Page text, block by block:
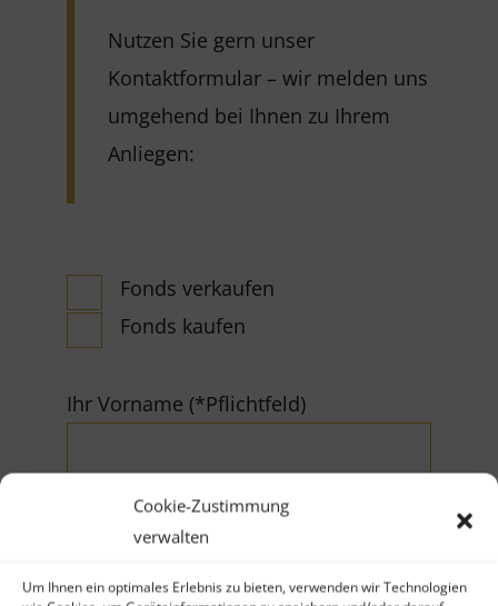
Cookie-Zustimmung
verwalten
Um Ihnen ein optimales Erlebnis zu bieten, verwenden wir Technologien
Nutzen Sie gern unser
Kontaktformular – wir melden uns
umgehend bei Ihnen zu Ihrem
Anliegen:
Fonds verkaufen
Fonds kaufen
Ihr Vorname (*Pflichtfeld)
Ihr Nachname (*Pflichtfeld)